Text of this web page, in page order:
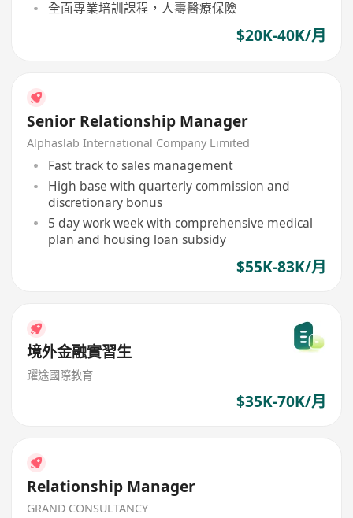
全面專業培訓課程，人壽醫療保險
$20K-40K/月
Senior Relationship Manager
Alphaslab International Company Limited
Fast track to sales management
High base with quarterly commission and
discretionary bonus
5 day work week with comprehensive medical
plan and housing loan subsidy
$55K-83K/月
境外金融實習生
躍途國際教育
$35K-70K/月
Relationship Manager
GRAND CONSULTANCY